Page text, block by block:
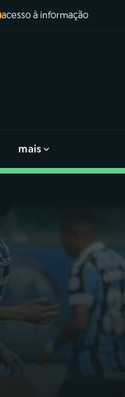
acesso à informação
mais